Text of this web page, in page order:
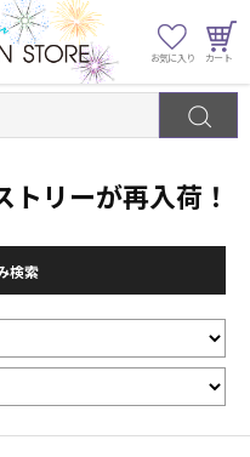
トリーが再入荷！
検索